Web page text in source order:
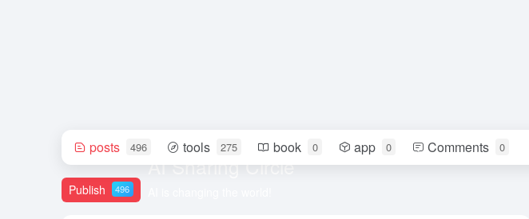
AI Sharing Circle
posts 496 tools 275 book 0 app 0 Comments 0
Publish 496